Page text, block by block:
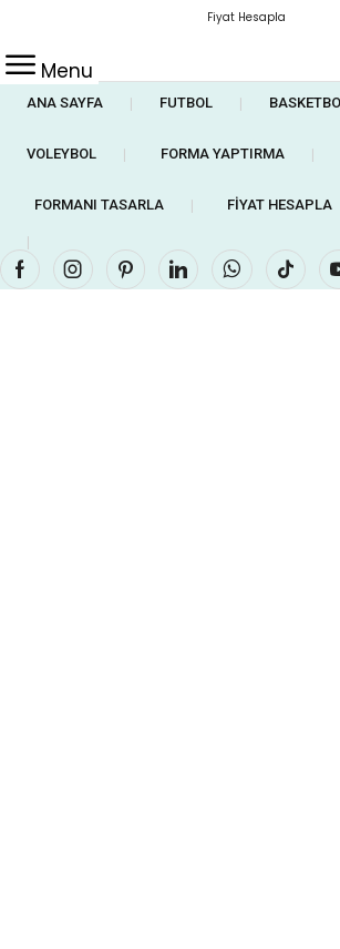
Fiyat Hesapla
Menu
ANA SAYFA ❘ FUTBOL ❘
VOLEYBOL ❘ FORMA YAPTIRMA ❘
FORMANI TASARLA ❘ FIYAT HESAPLA
FacebookInstagramPinterestLinkedinWhatsapp
Tik-